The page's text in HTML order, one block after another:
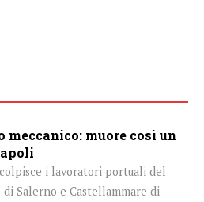
meccanico: muore così un
colpisce i lavoratori portuali del
Salerno e Castellammare di